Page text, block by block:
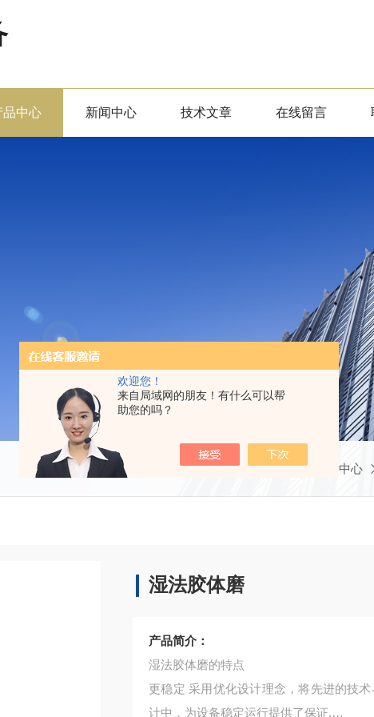
欢迎您！
来自局域网的朋友！有什么可以帮
助您的吗？
品中心 新闻中心 技术文章 在线留言
当前位置：首页 产品中心
湿法胶体磨
产品简介：
湿法胶体磨的特点
更稳定 采用优化设计理念，将先进的技
计中，为设备稳定运行提供了保证.